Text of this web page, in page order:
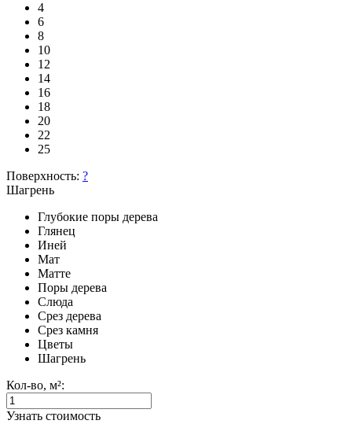
4
6
8
10
12
14
16
18
20
22
25
Поверхность: ?
Шагрень
Глубокие поры дерева
Глянец
Иней
Мат
Матте
Поры дерева
Слюда
Срез дерева
Срез камня
Цветы
Шагрень
Кол-во, м²:
Узнать стоимость